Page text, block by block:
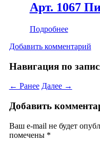
Арт. 1067
Подробнее
Добавить комментарий
Навигация по
← Ранее Далее →
Добавить
Ваш e-mail не будет
помечены *